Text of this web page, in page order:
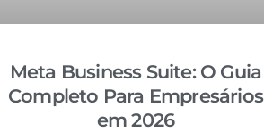
Meta Business Suite: O Guia
Completo Para Empresários
em 2026